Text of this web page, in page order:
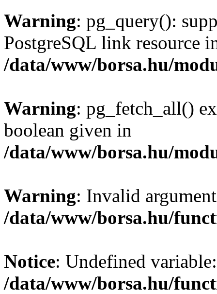
Warning: pg_query():
PostgreSQL link resource
/data/www/borsa.hu/
Warning: pg_fetch_all()
boolean given in
/data/www/borsa.hu/
Warning: Invalid
/data/www/borsa.hu/
Notice: Undefined
/data/www/borsa.hu/